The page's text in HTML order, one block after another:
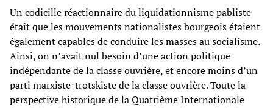
Un codicille réactionnaire du liquidationnisme pabliste
était que les mouvements nationalistes bourgeois étaient
également capables de conduire les masses au socialisme.
Ainsi, on n’avait nul besoin d’une action politique
indépendante de la classe ouvrière, et encore moins d’un
parti marxiste-trotskiste de la classe ouvrière. Toute la
perspective historique de la Quatrième Internationale